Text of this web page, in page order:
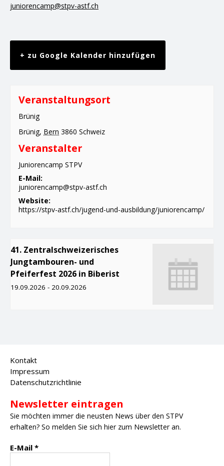
juniorencamp@stpv-astf.ch
+ zu Google Kalender hinzufügen
Veranstaltungsort
Brünig
Brünig, Bern 3860 Schweiz
Veranstalter
Juniorencamp STPV
E-Mail:
juniorencamp@stpv-astf.ch
Website:
https://stpv-astf.ch/jugend-und-ausbildung/juniorencamp/
41. Zentralschweizerisches
Jungtambouren- und
Pfeiferfest 2026 in Biberist
19.09.2026 - 20.09.2026
Kontakt
Impressum
Datenschutzrichtlinie
Newsletter eintragen
Sie möchten immer die neusten News über den STPV
erhalten? So melden Sie sich hier zum Newsletter an.
E-Mail *